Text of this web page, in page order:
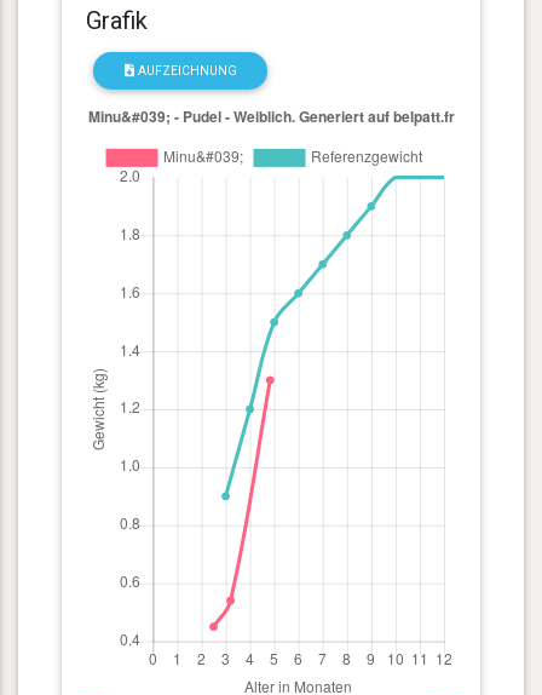
Grafik
AUFZEICHNUNG